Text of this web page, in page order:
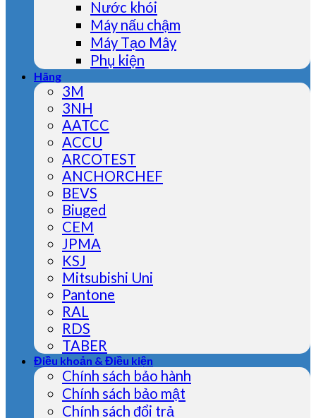
Nước khói
Máy nấu chậm
Máy Tạo Mây
Phụ kiện
Hãng
3M
3NH
AATCC
ACCU
ARCOTEST
ANCHORCHEF
BEVS
Biuged
CEM
JPMA
KSJ
Mitsubishi Uni
Pantone
RAL
RDS
TABER
Điều khoản & Điều kiện
Chính sách bảo hành
Chính sách bảo mật
Chính sách đổi trả